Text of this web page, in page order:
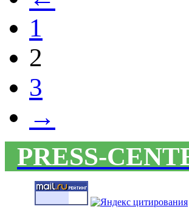
1
2
3
→
PRESS-